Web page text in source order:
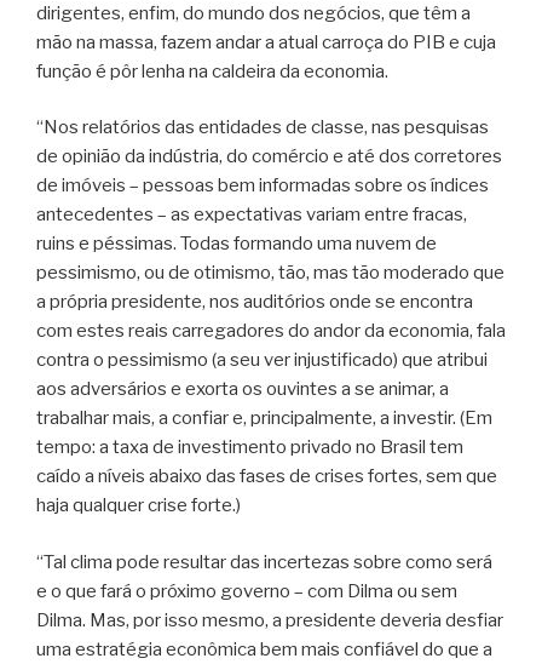
dirigentes, enfim, do mundo dos negócios, que têm a
mão na massa, fazem andar a atual carroça do PIB e cuja
função é pôr lenha na caldeira da economia.
“Nos relatórios das entidades de classe, nas pesquisas
de opinião da indústria, do comércio e até dos corretores
de imóveis – pessoas bem informadas sobre os índices
antecedentes – as expectativas variam entre fracas,
ruins e péssimas. Todas formando uma nuvem de
pessimismo, ou de otimismo, tão, mas tão moderado que
a própria presidente, nos auditórios onde se encontra
com estes reais carregadores do andor da economia, fala
contra o pessimismo (a seu ver injustificado) que atribui
aos adversários e exorta os ouvintes a se animar, a
trabalhar mais, a confiar e, principalmente, a investir. (Em
tempo: a taxa de investimento privado no Brasil tem
caído a níveis abaixo das fases de crises fortes, sem que
haja qualquer crise forte.)
“Tal clima pode resultar das incertezas sobre como será
e o que fará o próximo governo – com Dilma ou sem
Dilma. Mas, por isso mesmo, a presidente deveria desfiar
uma estratégia econômica bem mais confiável do que a